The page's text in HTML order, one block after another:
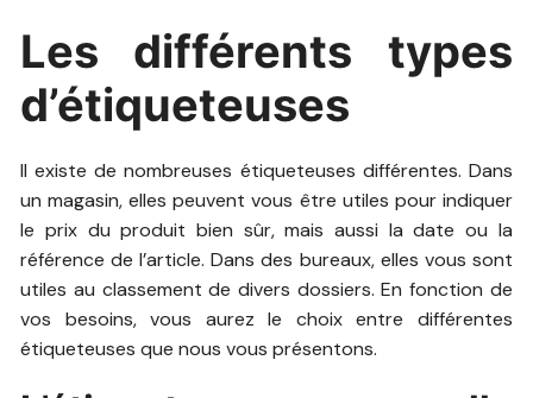
Les différents types
d’étiqueteuses
Il existe de nombreuses étiqueteuses différentes. Dans
un magasin, elles peuvent vous être utiles pour indiquer
le prix du produit bien sûr, mais aussi la date ou la
référence de l’article. Dans des bureaux, elles vous sont
utiles au classement de divers dossiers. En fonction de
vos besoins, vous aurez le choix entre différentes
étiqueteuses que nous vous présentons.